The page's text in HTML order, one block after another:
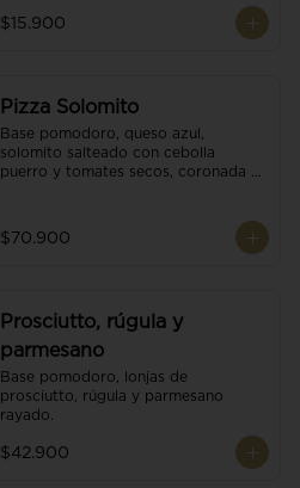
$15.900
Pizza Solomito
Base pomodoro, queso azul,
solomito salteado con cebolla
puerro y tomates secos, coronada
$70.900
Prosciutto, rúgula y
parmesano
Base pomodoro, lonjas de
prosciutto, rúgula y parmesano
rayado.
$42.900